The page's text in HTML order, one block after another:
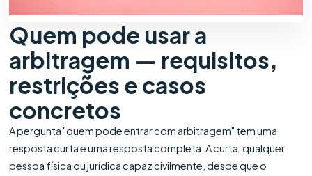
Quem pode usar a
arbitragem — requisitos,
restrições e casos
concretos
A pergunta "quem pode entrar com arbitragem" tem uma
resposta curta e uma resposta completa. A curta: qualquer
pessoa física ou jurídica capaz civilmente, desde que o